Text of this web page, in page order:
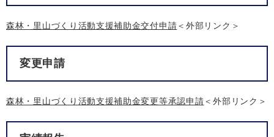
森林・里山づくり活動支援補助金交付申請＜外部リンク＞
変更申請
森林・里山づくり活動支援補助金変更等承認申請＜外部リンク＞